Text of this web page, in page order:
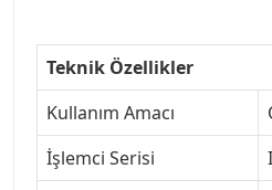
Teknik Özellikler
Kullanım Amacı
İşlemci Serisi